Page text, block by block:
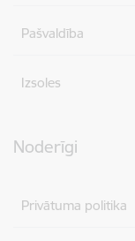
Pašvaldība
Izsoles
Noderīgi
Privātuma politika